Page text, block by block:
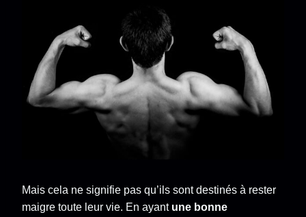
Mais cela ne signifie pas qu’ils sont destinés à rester
maigre toute leur vie. En ayant une bonne